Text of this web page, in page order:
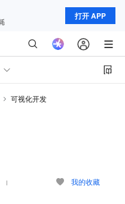
打开 APP
可视化开发
我的收藏